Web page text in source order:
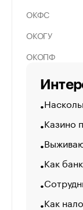
ОКФС
ОКОГУ
ОКОПФ
Казино
Как
Как